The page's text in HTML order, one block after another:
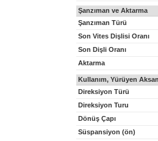
Şanzıman ve Aktarma
Şanzıman Türü
Son Vites Dişlisi Oranı
Son Dişli Oranı
Aktarma
Kullanım, Yürüyen
Direksiyon Türü
Direksiyon Turu
Dönüş Çapı
Süspansiyon (ön)